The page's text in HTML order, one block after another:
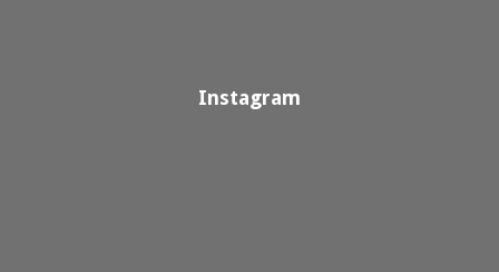
Instagram